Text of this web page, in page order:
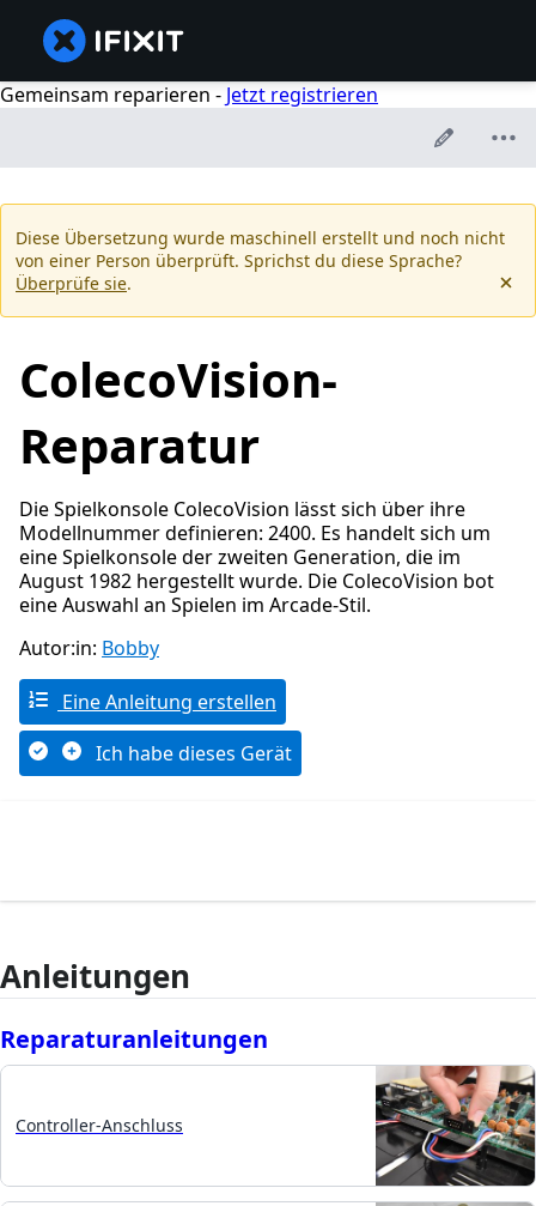
Gemeinsam reparieren - Jetzt registrieren
Diese Übersetzung wurde maschinell erstellt und noch nicht
von einer Person überprüft. Sprichst du diese Sprache?
Überprüfe sie.
ColecoVision-
Reparatur
Die Spielkonsole ColecoVision lässt sich über ihre
Modellnummer definieren: 2400. Es handelt sich um
eine Spielkonsole der zweiten Generation, die im
August 1982 hergestellt wurde. Die ColecoVision bot
eine Auswahl an Spielen im Arcade-Stil.
Autor:in: Bobby
Eine Anleitung erstellen
Ich habe dieses Gerät
Anleitungen
Reparaturanleitungen
Controller-Anschluss